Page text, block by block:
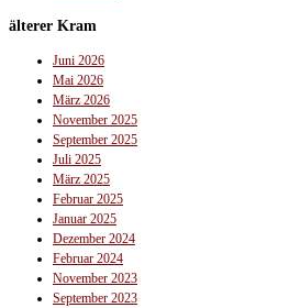
älterer Kram
Juni 2026
Mai 2026
März 2026
November 2025
September 2025
Juli 2025
März 2025
Februar 2025
Januar 2025
Dezember 2024
Februar 2024
November 2023
September 2023